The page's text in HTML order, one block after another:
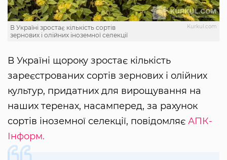
Kurkul.com
В Україні зростає кількість сортів
зернових і олійних іноземної селекції
В Україні щороку зростає кількість
зареєстрованих сортів зернових і олійних
культур, придатних для вирощування на
наших теренах, насамперед, за рахунок
сортів іноземної селекції, повідомляє АПК-
Інформ.